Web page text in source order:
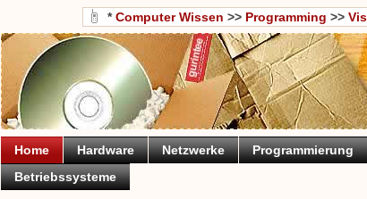
*Computer Wissen >> Programming >>
Home Hardware Netzwerke
Programmierung
Betriebssysteme